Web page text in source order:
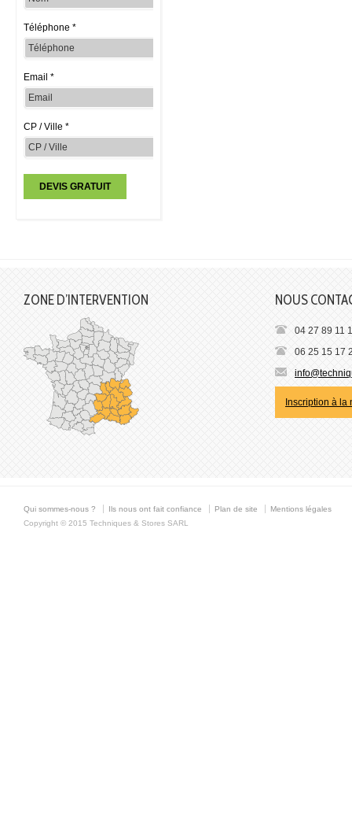
Téléphone *
Email *
CP / Ville *
ZONE D’INTERVENTION NOUS
04 27 89 11
06 25 15 17
Inscription à la
Qui sommes-nous ? Ils nous ont fait confiance Plan de site
Mentions légales
Copyright © 2015 Techniques & Stores SARL